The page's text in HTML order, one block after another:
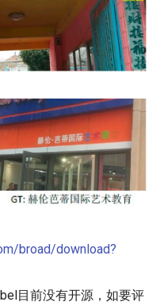
broad/download?
目前没有开源，如要评